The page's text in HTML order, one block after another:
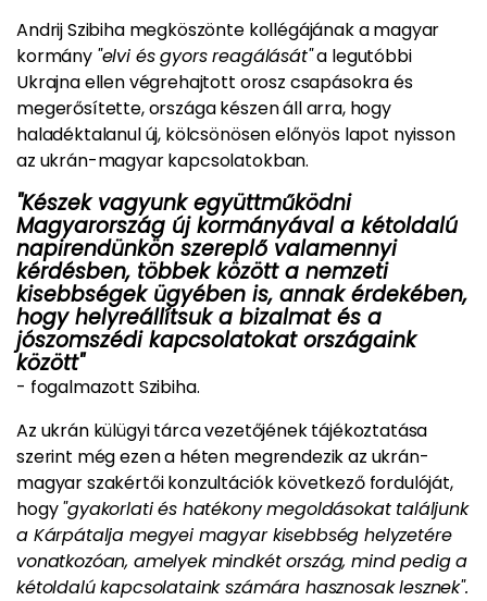
Andrij Szibiha megköszönte kollégájának a magyar
kormány "elvi és gyors reagálását"a legutóbbi
Ukrajna ellen végrehajtott orosz csapásokra és
megerősítette, országa készen áll arra, hogy
haladéktalanul új, kölcsönösen előnyös lapot nyisson
az ukrán-magyar kapcsolatokban.
"Készek vagyunk együttműködni
Magyarország új kormányával a kétoldalú
napirendünkön szereplő valamennyi
kérdésben, többek között a nemzeti
kisebbségek ügyében is, annak érdekében,
hogy helyreállítsuk a bizalmat és a
jószomszédi kapcsolatokat országaink
között"
- fogalmazott Szibiha.
Az ukrán külügyi tárca vezetőjének tájékoztatása
szerint még ezen a héten megrendezik az ukrán-
magyar szakértői konzultációk következő fordulóját,
hogy"gyakorlati és hatékony megoldásokat találjunk
a Kárpátalja megyei magyar kisebbség helyzetére
vonatkozóan, amelyek mindkét ország, mind pedig a
kétoldalú kapcsolataink számára hasznosak lesznek".